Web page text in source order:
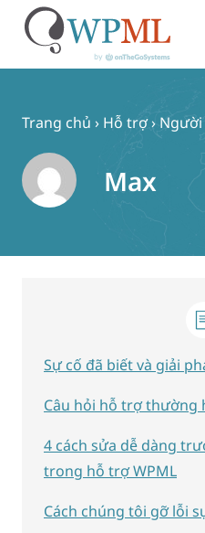
Trang chủ › Hỗ trợ›
Max
Sự cố đã biết và giải
Câu hỏi hỗ trợ thường
4 cách sửa dễ dàng
trong hỗ trợ WPML
Cách chúng tôi gỡ lỗi